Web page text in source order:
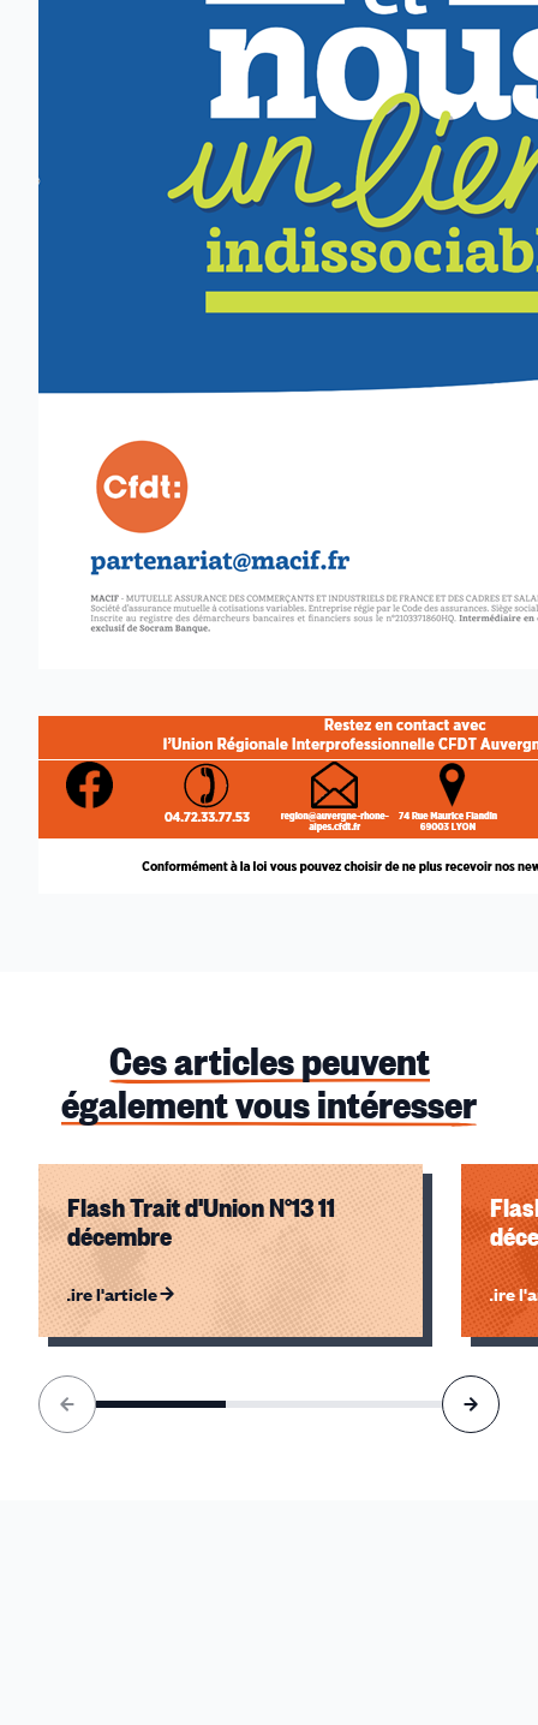
Ces articles peuvent
également vous intéresser
Flash Trait d'Union N°13 11
décembre
Lire l'article Lire